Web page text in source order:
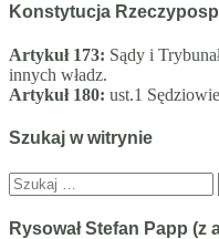
Konstytucja
Artykuł 173: Sądy i
innych władz.
Artykuł 180: ust.1
Szukaj w witrynie
Szukaj:
Rysował Stefan Papp